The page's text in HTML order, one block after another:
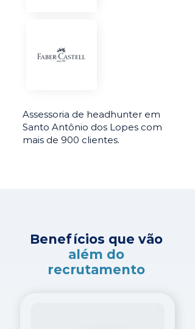
Assessoria de headhunter em
Santo Antônio dos Lopes com
mais de 900 clientes.
Benefícios que vão
além do
recrutamento